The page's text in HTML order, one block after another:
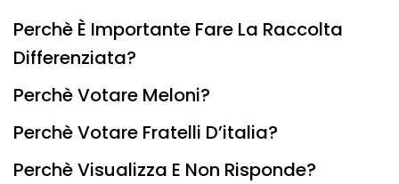
Perchè È Importante Fare La Raccolta
Differenziata?
Perchè Votare Meloni?
Perchè Votare Fratelli D’italia?
Perchè Visualizza E Non Risponde?